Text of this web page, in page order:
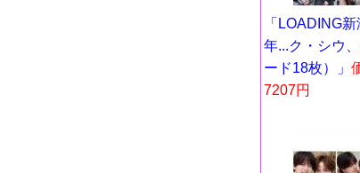
「LOADING
年...ク・シウ
ード18枚）」
7207円